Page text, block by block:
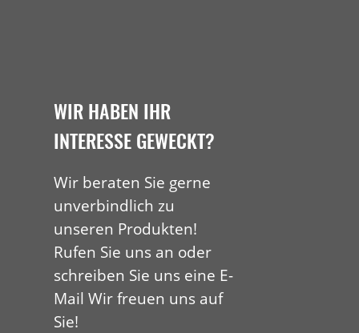
WIR HABEN IHR
INTERESSE GEWECKT?
Wir beraten Sie gerne
unverbindlich zu
unseren Produkten!
Rufen Sie uns an oder
schreiben Sie uns eine E-
Mail Wir freuen uns auf
Sie!